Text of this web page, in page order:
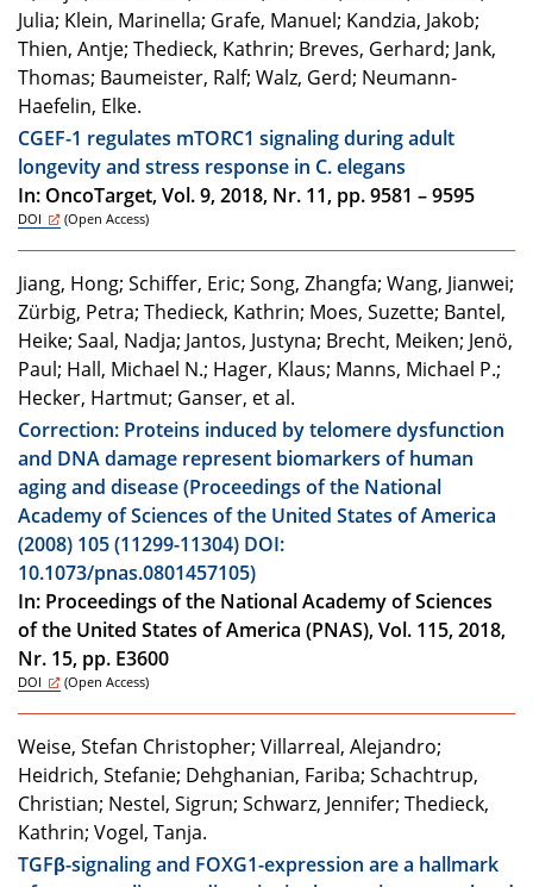
Julia; Klein, Marinella; Grafe, Manuel; Kandzia, Jakob;
Thien, Antje; Thedieck, Kathrin; Breves, Gerhard; Jank,
Thomas; Baumeister, Ralf; Walz, Gerd; Neumann-
Haefelin, Elke.
CGEF-1 regulates mTORC1 signaling during adult
longevity and stress response in C. elegans
In: OncoTarget, Vol. 9, 2018, Nr. 11, pp. 9581 – 9595
DOI (Open Access)
Jiang, Hong; Schiffer, Eric; Song, Zhangfa; Wang, Jianwei;
Zürbig, Petra; Thedieck, Kathrin; Moes, Suzette; Bantel,
Heike; Saal, Nadja; Jantos, Justyna; Brecht, Meiken; Jenö,
Paul; Hall, Michael N.; Hager, Klaus; Manns, Michael P.;
Hecker, Hartmut; Ganser, et al.
Correction: Proteins induced by telomere dysfunction
and DNA damage represent biomarkers of human
aging and disease (Proceedings of the National
Academy of Sciences of the United States of America
(2008) 105 (11299-11304) DOI:
10.1073/pnas.0801457105)
In: Proceedings of the National Academy of Sciences
of the United States of America (PNAS), Vol. 115, 2018,
Nr. 15, pp. E3600
DOI (Open Access)
Weise, Stefan Christopher; Villarreal, Alejandro;
Heidrich, Stefanie; Dehghanian, Fariba; Schachtrup,
Christian; Nestel, Sigrun; Schwarz, Jennifer; Thedieck,
Kathrin; Vogel, Tanja.
TGFβ-signaling and FOXG1-expression are a hallmark